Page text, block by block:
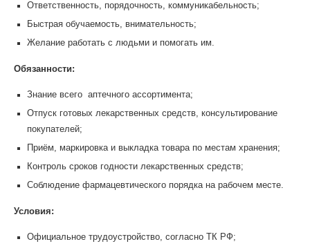
Ответственность, порядочность, коммуникабельность;
Быстрая обучаемость, внимательность;
Желание работать с людьми и помогать им.
Обязанности:
Знание всего аптечного ассортимента;
Отпуск готовых лекарственных средств, консультирование
покупателей;
Приём, маркировка и выкладка товара по местам хранения;
Контроль сроков годности лекарственных средств;
Соблюдение фармацевтического порядка на рабочем месте.
Условия:
Официальное трудоустройство, согласно ТК РФ;